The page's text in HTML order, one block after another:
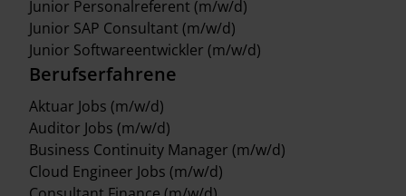
Junior Personalreferent (m/w/d)
Junior SAP Consultant (m/w/d)
Junior Softwareentwickler (m/w/d)
Berufserfahrene
Aktuar Jobs (m/w/d)
Auditor Jobs (m/w/d)
Business Continuity Manager (m/w/d)
Cloud Engineer Jobs (m/w/d)